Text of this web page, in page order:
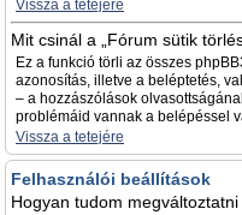
Vissza a tetejére
Mit csinál a „Fórum sütik
Ez a funkció törli az összes
azonosítás, illetve a beléptetés,
– a hozzászólások
problémáid vannak a belépéssel
Vissza a tetejére
Felhasználói beállítások
Hogyan tudom